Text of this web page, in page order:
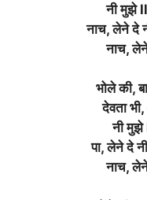
नी मुझे
नाच, लेने दे
नाच,
भोले की,
देवता
नी मुझे
पा, लेने दे
नाच,